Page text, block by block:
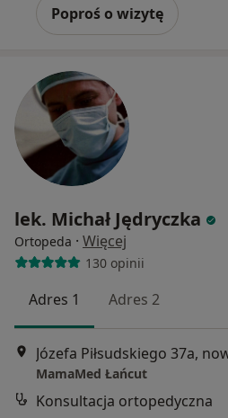
Poproś o wizytę
lek. Michał Jędryczka
Ortopeda · Więcej
130 opinii
Adres 1 Adres 2
MamaMed Łańcut
Konsultacja ortopedyczna